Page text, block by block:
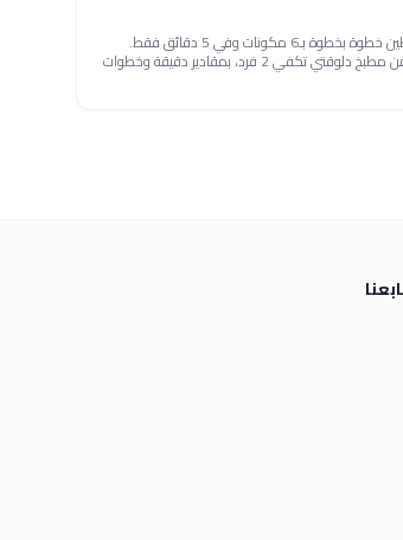
طريقة عمل لاتيه اليقطين خطوة بخطوة بـ6 مكونات وفي 5 دقائق فقط.
وصفة سهلة ومجرّبة من مطبخ دلوقتي تكفي 2 فرد، بمقادير دقيقة وخطوات